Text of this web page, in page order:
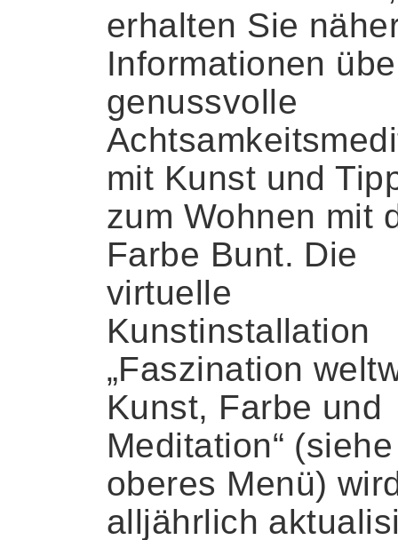
erhalten Sie
Informationen
genussvolle
mit Kunst und
zum Wohnen mit
Farbe Bunt. Die
virtuelle
Kunstinstallation
„Faszination
Kunst, Farbe und
Meditation“ (siehe
oberes Menü)
alljährlich